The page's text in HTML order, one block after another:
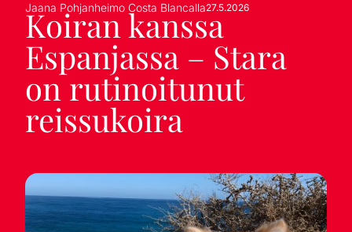
Jaana Pohjanheimo Costa Blancalla27.5.2026
Koiran kanssa
Espanjassa – Stara
on rutinoitunut
reissukoira